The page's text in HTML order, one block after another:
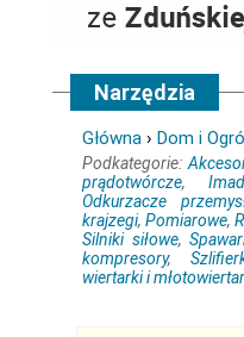
Narzędzia
Główna › Dom i
Podkategorie:
prądotwórcze,
Odkurzacze
krajzegi, Pomiarowe,
Silniki siłowe,
kompresory,
wiertarki i